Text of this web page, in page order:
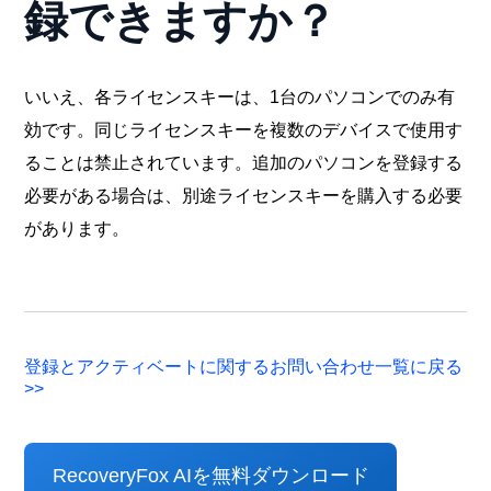
録できますか？
いいえ、各ライセンスキーは、1台のパソコンでのみ有
効です。同じライセンスキーを複数のデバイスで使用す
ることは禁止されています。追加のパソコンを登録する
必要がある場合は、別途ライセンスキーを購入する必要
があります。
登録とアクティベートに関するお問い合わせ一覧に戻る
>>
RecoveryFox AIを無料ダウンロード